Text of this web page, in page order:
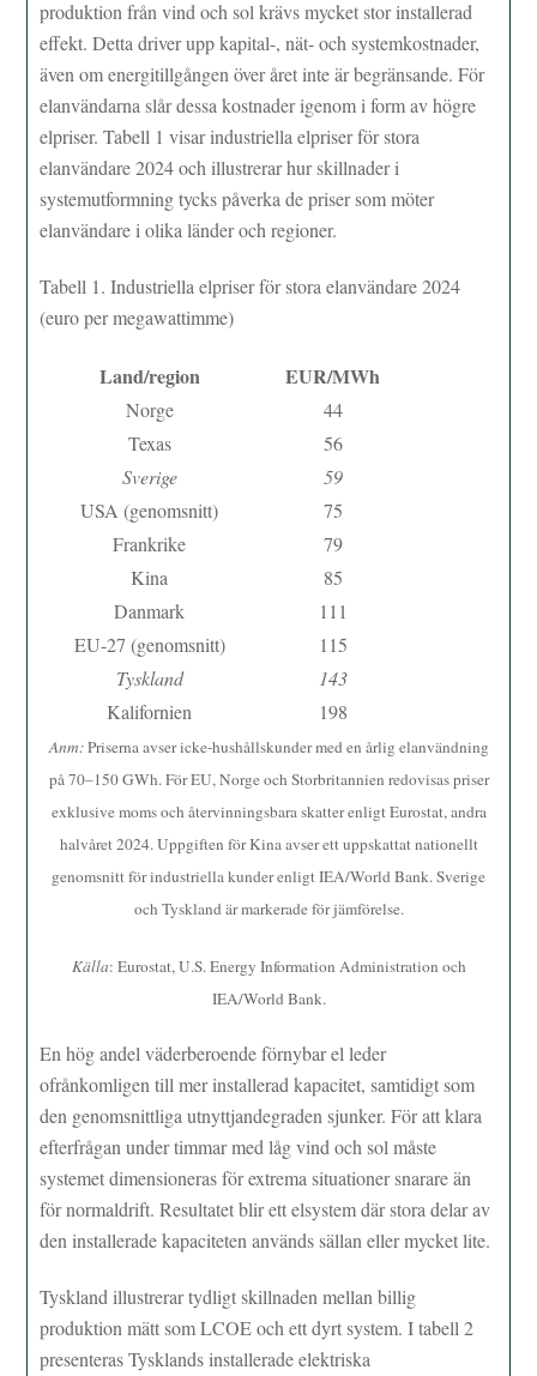
produktion från vind och sol krävs mycket stor installerad
effekt. Detta driver upp kapital-, nät- och systemkostnader,
även om energitillgången över året inte är begränsande. För
elanvändarna slår dessa kostnader igenom i form av högre
elpriser. Tabell 1 visar industriella elpriser för stora
elanvändare 2024 och illustrerar hur skillnader i
systemutformning tycks påverka de priser som möter
elanvändare i olika länder och regioner.
Tabell 1. Industriella elpriser för stora elanvändare 2024
(euro per megawattimme)
Land/region EUR/MWh
Norge
44
Texas
56
Sverige
59
USA (genomsnitt)
75
Frankrike
79
Kina
85
Danmark
111
EU-27 (genomsnitt)
115
Tyskland
143
Kalifornien
198
Anm:Priserna avser icke-hushållskunder med en årlig elanvändning
på 70–150 GWh. För EU, Norge och Storbritannien redovisas priser
exklusive moms och återvinningsbara skatter enligt Eurostat, andra
halvåret 2024. Uppgiften för Kina avser ett uppskattat nationellt
genomsnitt för industriella kunder enligt IEA/World Bank. Sverige
och Tyskland är markerade för jämförelse.
Källa: Eurostat, U.S. Energy Information Administration och
IEA/World Bank.
En hög andel väderberoende förnybar el leder
ofrånkomligen till mer installerad kapacitet, samtidigt som
den genomsnittliga utnyttjandegraden sjunker. För att klara
efterfrågan under timmar med låg vind och sol måste
systemet dimensioneras för extrema situationer snarare än
för normaldrift. Resultatet blir ett elsystem där stora delar av
den installerade kapaciteten används sällan eller mycket lite.
Tyskland illustrerar tydligt skillnaden mellan billig
produktion mätt som LCOE och ett dyrt system. I tabell 2
presenteras Tysklands installerade elektriska